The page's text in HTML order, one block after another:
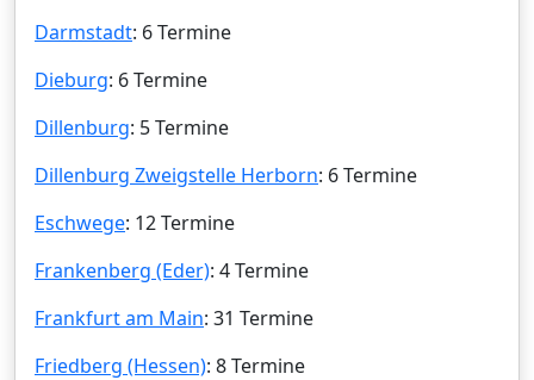
Darmstadt: 6 Termine
Dieburg: 6 Termine
Dillenburg: 5 Termine
Dillenburg Zweigstelle Herborn: 6 Termine
Eschwege: 12 Termine
Frankenberg (Eder): 4 Termine
Frankfurt am Main: 31 Termine
Friedberg (Hessen): 8 Termine